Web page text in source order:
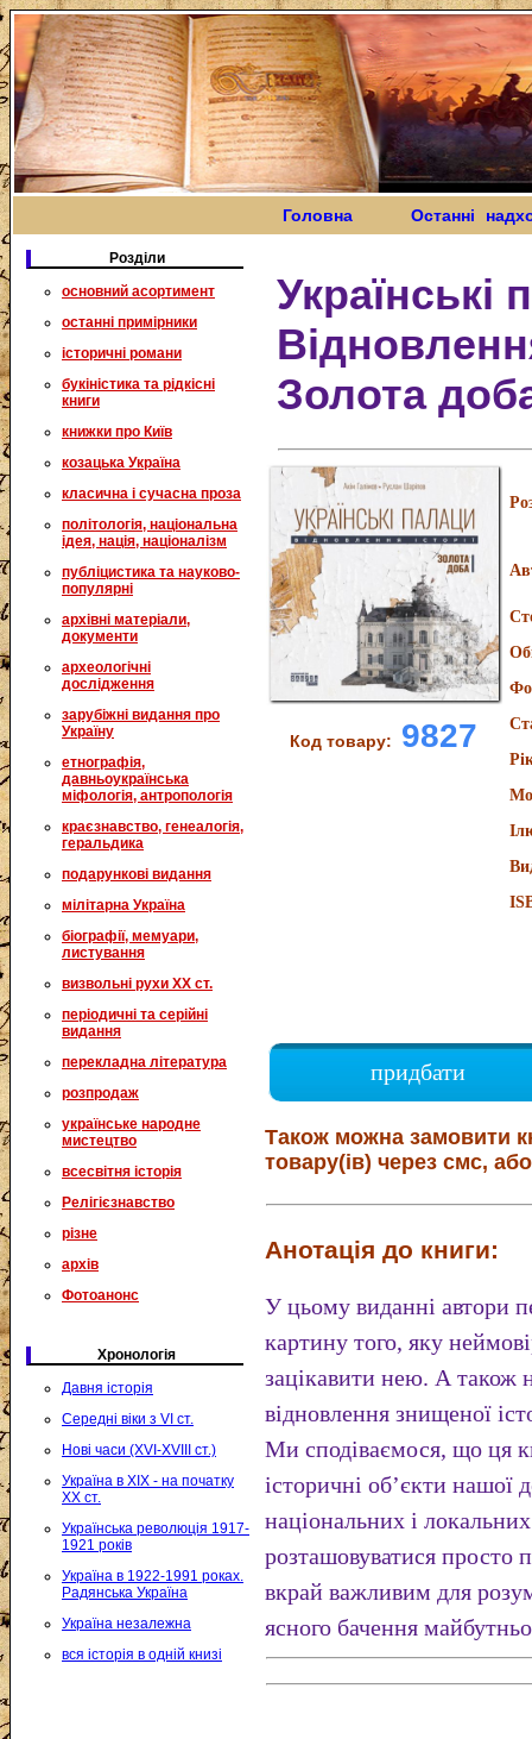
Головна Останні
Розділи
основний асортимент
останні примірники
історичні романи
букіністика та рідкісні
книги
книжки про Київ
козацька Україна
класична і сучасна проза
політологія, національна
ідея, нація, націоналізм
публіцистика та науково-
популярні
архівні матеріали,
документи
археологічні
дослідження
зарубіжні видання про
Україну
етнографія,
давньоукраїнська
міфологія, антропологія
краєзнавство, генеалогія,
геральдика
подарункові видання
мілітарна Україна
біографії, мемуари,
листування
визвольні рухи XX ст.
періодичні та серійні
видання
перекладна література
розпродаж
українське народне
мистецтво
всесвітня історія
Релігієзнавство
різне
архів
Фотоанонс
Хронологія
Давня історія
Середні віки з VI ст.
Нові часи (XVI-XVIII ст.)
Україна в XIX - на початку
XX ст.
Українська революція 1917-
1921 років
Україна в 1922-1991 роках.
Радянська Україна
Україна незалежна
вся історія в одній книзі
Українські
Золота
Код товару: 9827
придбати
Також можна замовити
товару(ів) через смс,
Анотація до книги:
У цьому виданні автори
картину того, яку
зацікавити нею. А також
відновлення знищеної
Ми сподіваємося, що ця
історичні обʼєкти нашої
національних і
розташовуватися просто
вкрай важливим для
ясного бачення